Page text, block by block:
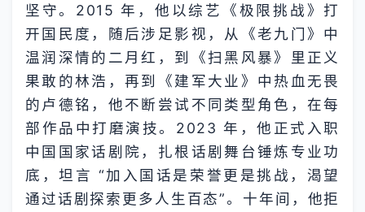
坚守。2015 年，他以综艺《极限挑战》打
开国民度，随后涉足影视，从《老九门》中
温润深情的二月红，到《扫黑风暴》里正义
果敢的林浩，再到《建军大业》中热血无畏
的卢德铭，他不断尝试不同类型角色，在每
部作品中打磨演技。2023 年，他正式入职
中国国家话剧院，扎根话剧舞台锤炼专业功
底，坦言 “加入国话是荣誉更是挑战，渴望
通过话剧探索更多人生百态”。十年间，他拒